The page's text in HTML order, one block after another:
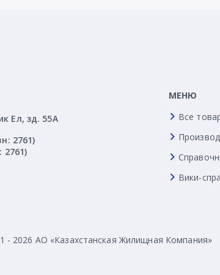
Ел, зд. 55А
2761)
2761)
МЕНЮ
Все
Вики-
- 2026 АО «Казахстанская Жилищная Компания»